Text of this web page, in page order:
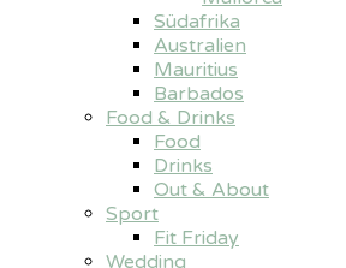
Südafrika
Australien
Mauritius
Barbados
Food & Drinks
Food
Drinks
Out & About
Sport
Fit Friday
Wedding